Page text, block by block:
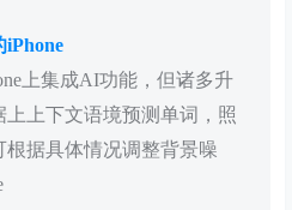
iPhone
上集成AI功能，但诸多升
上下文语境预测单词，照
根据具体情况调整背景噪